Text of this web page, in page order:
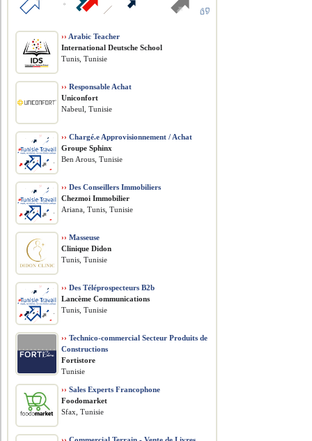
›› Arabic Teacher
International Deutsche School
Tunis, Tunisie
›› Responsable Achat
Uniconfort
Nabeul, Tunisie
›› Chargé.e Approvisionnement / Achat
Groupe Sphinx
Ben Arous, Tunisie
›› Des Conseillers Immobiliers
Chezmoi Immobilier
Ariana, Tunis, Tunisie
›› Masseuse
Clinique Didon
Tunis, Tunisie
›› Des Téléprospecteurs B2b
Lancème Communications
Tunis, Tunisie
›› Technico-commercial Secteur Produits de
Constructions
Fortistore
Tunisie
›› Sales Experts Francophone
Foodomarket
Sfax, Tunisie